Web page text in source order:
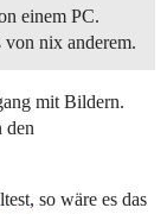
einem PC.
nix anderem.
mit Bildern.
den
so wäre es das